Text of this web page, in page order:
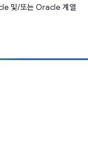
및/또는 Oracle 계열